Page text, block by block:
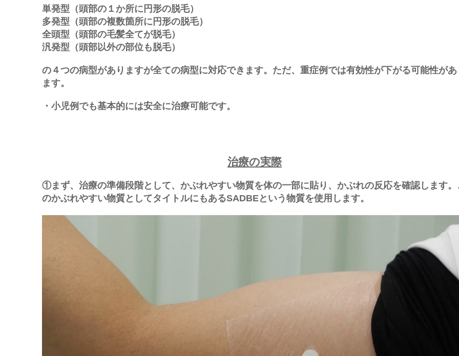
単発型（頭部の１か所に円形の脱毛）
多発型（頭部の複数箇所に円形の脱毛）
全頭型（頭部の毛髪全てが脱毛）
汎発型（頭部以外の部位も脱毛）
の４つの病型がありますが全ての病型に対応できます。ただ、重症例では有効性が下がる可能性があ
ます。
・小児例でも基本的には安全に治療可能です。
治療の実際
①まず、治療の準備段階として、かぶれやすい物質を体の一部に貼り、かぶれの反応を確認します。
のかぶれやすい物質としてタイトルにもあるSADBEという物質を使用します。